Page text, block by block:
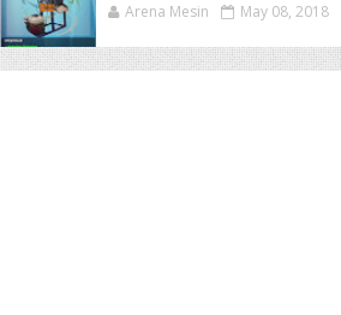
Arena Mesin May 08, 2018